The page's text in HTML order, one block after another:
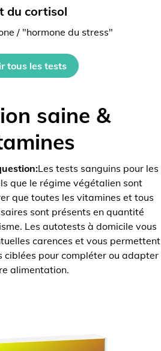
du cortisol
/ "hormone du stress"
tous les tests
saine &
Les tests sanguins pour les
que le régime végétalien sont
que toutes les vitamines et tous
sont présents en quantité
Les autotests à domicile vous
carences et vous permettent
ciblées pour compléter ou adapter
alimentation.